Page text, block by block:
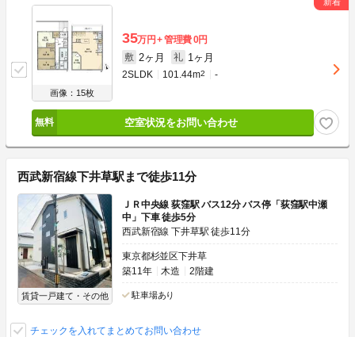
画像：15枚
35万円 管理費0円
敷 2ヶ月 礼 1ヶ月
2SLDK 101.44m2 -
空室状況をお問い合わせ
西武新宿線下井草駅まで徒歩11分
賃貸一戸建て・その他
ＪＲ中央線 荻窪駅 バス12分 バス停「荻窪駅中瀬
中」下車 徒歩5分
西武新宿線 下井草駅 徒歩11分
東京都杉並区下井草
築11年
木造 2階建
駐車場あり
チェックを入れてまとめてお問い合わせ